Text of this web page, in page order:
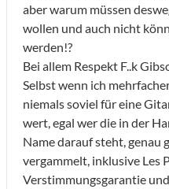
aber warum müssen
wollen und auch nicht
werden!?
Bei allem Respekt F..k
Selbst wenn ich
niemals soviel für eine
wert, egal wer die in der
Name darauf steht, genau
vergammelt, inklusive Les
Verstimmungsgarantie